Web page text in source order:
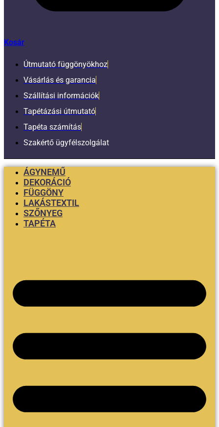
Kosár
Útmutató függönyökhoz
Vásárlás és garancia
Szállítási információk
Tapétázási útmutató
Tapéta számítás
Szakértő ügyfélszolgálat
ÁGYNEMŰ
DEKORÁCIÓ
FÜGGÖNY
LAKÁSTEXTIL
SZŐNYEG
TAPÉTA